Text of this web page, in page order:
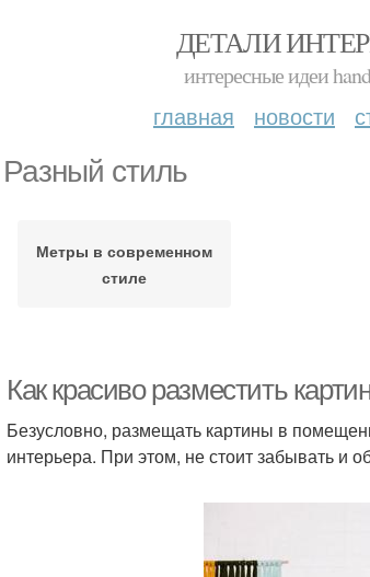
ДЕТАЛИ
интересные идеи
главная новости
Разный стиль
Метры в современном
стиле
Как красиво разместить
Безусловно, размещать картины в
интерьера. При этом, не стоит забывать и